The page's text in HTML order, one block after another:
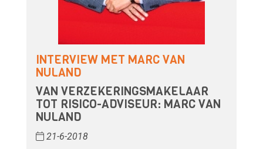
INTERVIEW MET MARC VAN
NULAND
VAN VERZEKERINGSMAKELAAR
TOT RISICO-ADVISEUR: MARC VAN
NULAND
21-6-2018